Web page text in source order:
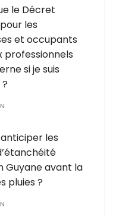
le Décret
les
et occupants
professionnels
si je suis
les
Guyane avant la
pluies ?